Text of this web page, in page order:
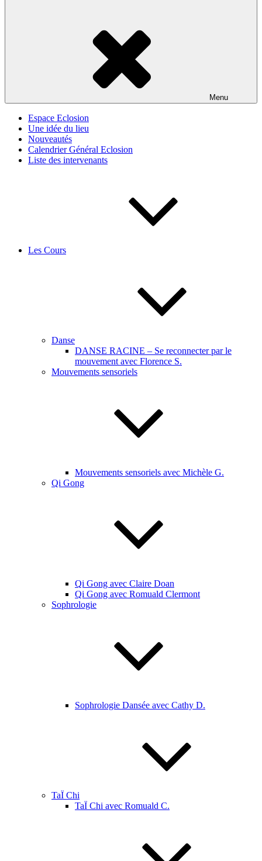
Menu
Espace Eclosion
Une idée du lieu
Nouveautés
Calendrier Général Eclosion
Liste des intervenants
Les Cours
Danse
DANSE RACINE – Se reconnecter par le
mouvement avec Florence S.
Mouvements sensoriels
Mouvements sensoriels avec Michèle G.
Qi Gong
Qi Gong avec Claire Doan
Qi Gong avec Romuald Clermont
Sophrologie
Sophrologie Dansée avec Cathy D.
TaÏ Chi
TaÏ Chi avec Romuald C.